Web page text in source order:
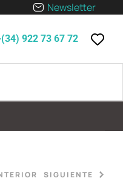
Newsletter
922 73 67 72
SIGUIENTE